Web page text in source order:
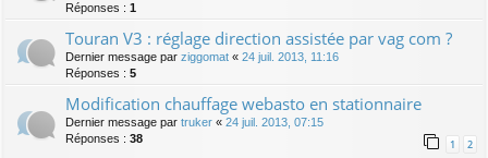
Réponses : 1
Touran V3 : réglage direction assistée par vag com ?
Dernier message par ziggomat « 24 juil. 2013, 11:16
Réponses : 5
Modification chauffage webasto en stationnaire
Dernier message par truker « 24 juil. 2013, 07:15
Réponses : 38 1 2